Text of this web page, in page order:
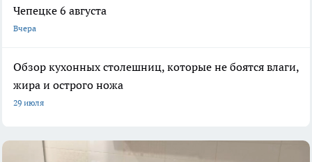
Чепецке 6 августа
Вчера
Обзор кухонных столешниц, которые не боятся влаги,
жира и острого ножа
29 июля